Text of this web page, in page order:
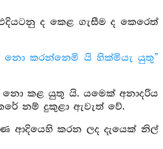
ද කෙළ ගැසීම ද කෙරෙත්
කරන්නෙමි යි හික්මියැ යුතු”
කළ යුතු යි. යමෙක් අනාදරිය
නම් දුකුළා ඇවැත් වේ.
කරන ලද දැයෙක් නිල්